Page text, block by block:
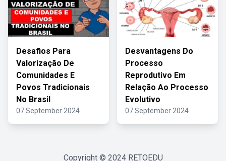
Desafios Para
Valorização De
Comunidades E
Povos Tradicionais
No Brasil
07 September 2024
Desvantagens Do
Processo
Reprodutivo Em
Relação Ao Processo
Evolutivo
07 September 2024
Copyright © 2024 RETOEDU